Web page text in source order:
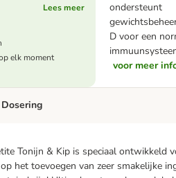
ondersteunt
D voor een
voor meer
Lees meer
elk moment
Tonijn & Kip is speciaal ontwikkeld
het toevoegen van zeer smakelijke
Dosering